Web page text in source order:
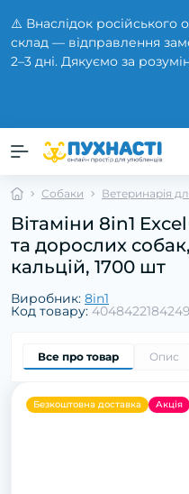
⚠️ Внаслідок
склад — відправлення
2–3 дні. Дякуємо за
Собаки Ветеринарія
Вітаміни 8in1
та дорослих собак,
кальцій, 1700 шт
Виробник: 8in1
Код товару: 4048422184249
Все про товар Опис
Безкоштовна доставка Акція